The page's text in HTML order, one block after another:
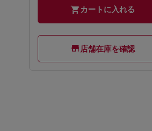
カートに入れる
店舗在庫を確認